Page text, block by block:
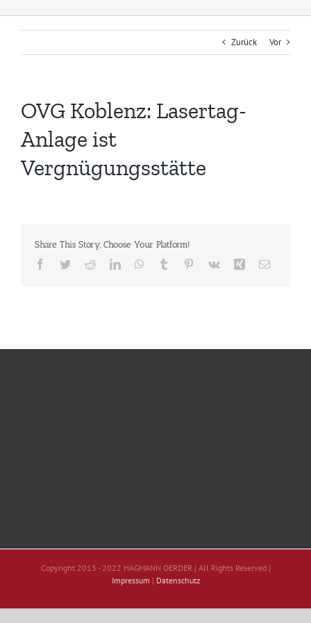
Zurück Vor
OVG Koblenz: Lasertag-
Anlage ist
Vergnügungsstätte
Share This Story, Choose Your Platform!
Facebook
TwitterRedditLinkedInWhatsApp
Tumblr Pinterest
Vk Xing E-
Copyright 2013 - 2022 HAGMANN OERDER | All Rights Reserved |
Impressum | Datenschutz